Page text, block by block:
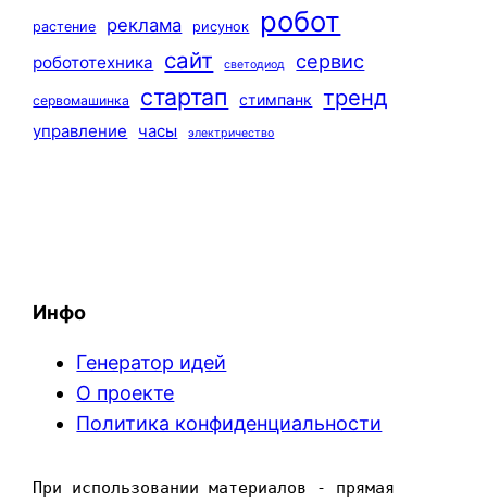
растение реклама рисунок робот
робототехника сайт светодиод сервис
сервомашинка стартап стимпанк тренд
управление часы электричество
Инфо
Генератор идей
О проекте
Политика конфиденциальности
При использовании материалов - прямая